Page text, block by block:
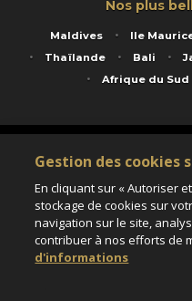
Nos plus
Maldives Ile
Thaïlande
Bali
Afrique du Sud
Service animé par Nautil Voyages -
au capital de 155 696 euros -
Matricule Atout France IM075100020 -
Assurance responsabilité civile
Gestion des cookies
En cliquant sur « Autoriser
stockage de cookies sur
navigation sur le site,
contribuer à nos efforts de
d'informations